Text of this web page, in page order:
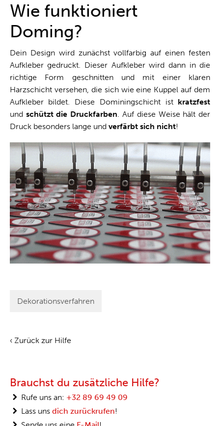
Wie funktioniert
Doming?
Dein Design wird zunächst vollfarbig auf einen festen
Aufkleber gedruckt. Dieser Aufkleber wird dann in die
richtige Form geschnitten und mit einer klaren
Harzschicht versehen, die sich wie eine Kuppel auf dem
Aufkleber bildet. Diese Dominingschicht ist kratzfest
und schützt die Druckfarben. Auf diese Weise hält der
Druck besonders lange und verfärbt sich nicht!
Dekorationsverfahren
‹ Zurück zur Hilfe
Brauchst du zusätzliche Hilfe?
Rufe uns an: +32 89 69 49 09
Lass uns dich zurückrufen!